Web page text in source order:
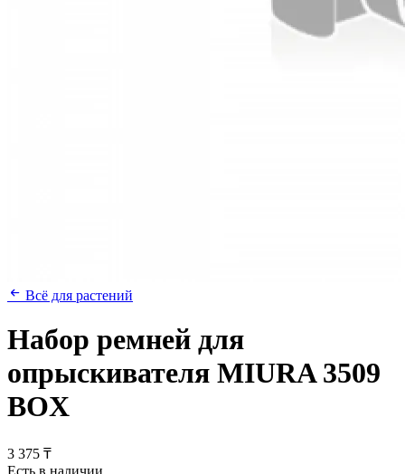
Всё для растений
Набор ремней для
опрыскивателя MIURA 3509
BOX
3 375 ₸
Есть в наличии